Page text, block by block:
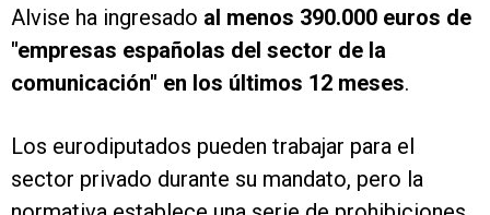
Alvise ha ingresado al menos 390.000 euros de
"empresas españolas del sector de la
comunicación" en los últimos 12 meses.
Los eurodiputados pueden trabajar para el
sector privado durante su mandato, pero la